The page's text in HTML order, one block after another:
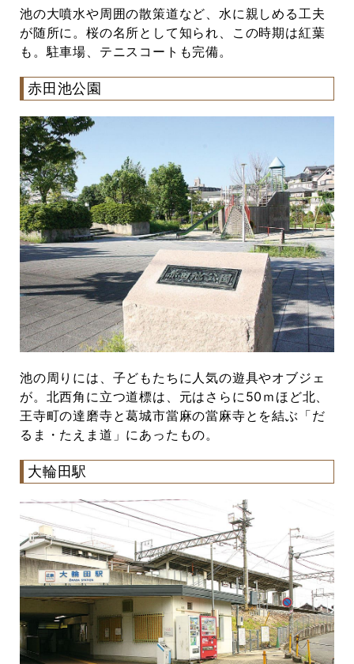
池の大噴水や周囲の散策道など、水に親しめる工夫
が随所に。桜の名所として知られ、この時期は紅葉
も。駐車場、テニスコートも完備。
赤田池公園
池の周りには、子どもたちに人気の遊具やオブジェ
が。北西角に立つ道標は、元はさらに50ｍほど北、
王寺町の達磨寺と葛城市當麻の當麻寺とを結ぶ「だ
るま・たえま道」にあったもの。
大輪田駅